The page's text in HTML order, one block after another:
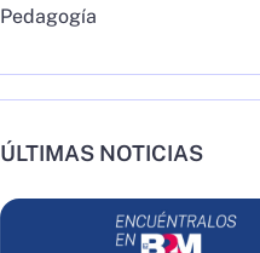
Pedagogía
ÚLTIMAS NOTICIAS